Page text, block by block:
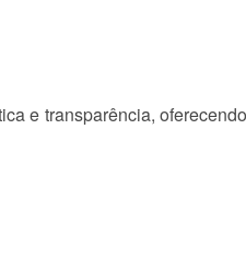
e transparência,